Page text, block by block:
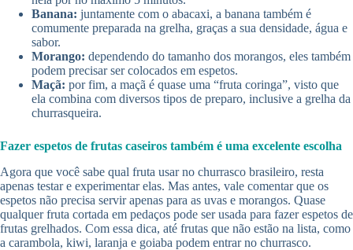
Banana: juntamente com o abacaxi, a banana também é
comumente preparada na grelha, graças a sua densidade, água e
sabor.
Morango: dependendo do tamanho dos morangos, eles também
podem precisar ser colocados em espetos.
Maçã: por fim, a maçã é quase uma “fruta coringa”, visto que
ela combina com diversos tipos de preparo, inclusive a grelha da
churrasqueira.
Fazer espetos de frutas caseiros também é uma excelente escolha
Agora que você sabe qual fruta usar no churrasco brasileiro, resta
apenas testar e experimentar elas. Mas antes, vale comentar que os
espetos não precisa servir apenas para as uvas e morangos. Quase
qualquer fruta cortada em pedaços pode ser usada para fazer espetos de
frutas grelhados. Com essa dica, até frutas que não estão na lista, como
a carambola, kiwi, laranja e goiaba podem entrar no churrasco.